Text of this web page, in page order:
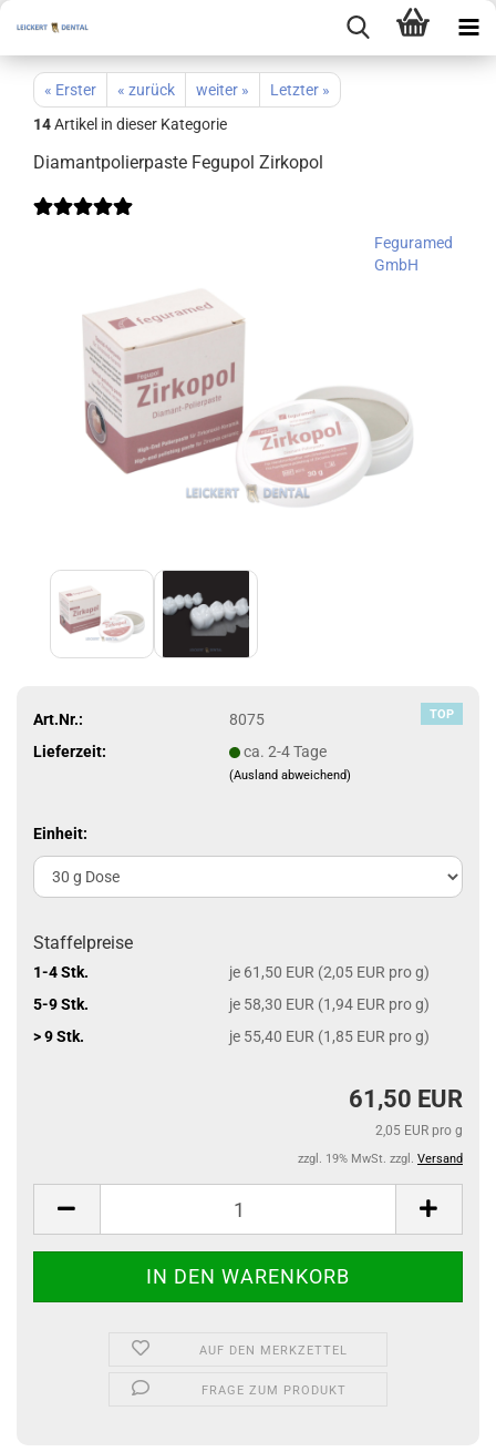
« Erster « zurück weiter »
Letzter »
14Artikel in dieser Kategorie
Diamantpolierpaste Fegupol Zirkopol
Feguramed
GmbH
TOP
Art.Nr.:
8075
Lieferzeit:
ca. 2-4 Tage
(Ausland abweichend)
Einheit:
Staffelpreise
1-4 Stk.
je 61,50 EUR (2,05 EUR pro g)
5-9 Stk.
je 58,30 EUR (1,94 EUR pro g)
> 9 Stk.
je 55,40 EUR (1,85 EUR pro g)
61,50 EUR
2,05 EUR pro g
zzgl. 19% MwSt. zzgl. Versand
AUF DEN MERKZETTEL
FRAGE ZUM PRODUKT